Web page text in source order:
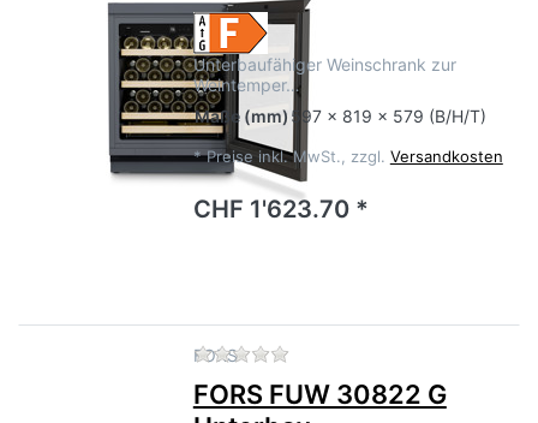
Unterbaufähiger Weinschrank zur
Weintemper…
Maße (mm) 597 x 819 x 579 (B/H/T)
* Preise inkl. MwSt., zzgl. Versandkosten
CHF 1'623.70 *
FORS Zu diesem Produkt liegen
FORS FUW 30822 G